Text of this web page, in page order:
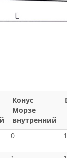
Конус
Морзе
внутренний
0